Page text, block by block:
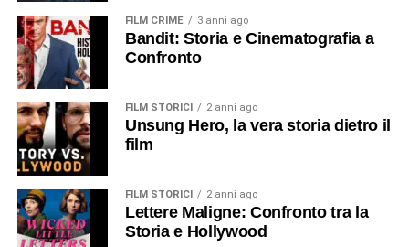
FILM CRIME 3 anni ago
Bandit: Storia e Cinematografia a
Confronto
FILM STORICI 2 anni ago
Unsung Hero, la vera storia dietro il
film
FILM STORICI 2 anni ago
Lettere Maligne: Confronto tra la
Storia e Hollywood